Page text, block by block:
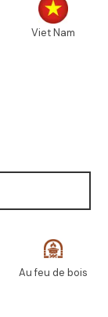
Viet Nam
Au feu de bois